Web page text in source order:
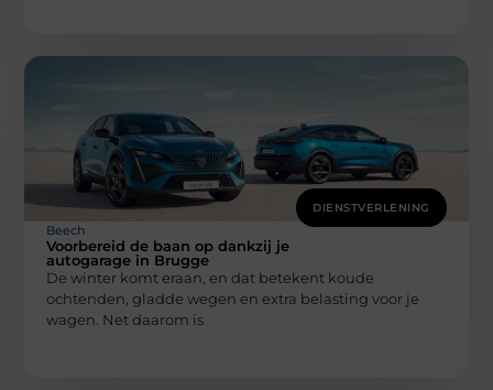
DIENSTVERLENING
Beech
Voorbereid de baan op dankzij je
autogarage in Brugge
De winter komt eraan, en dat betekent koude
ochtenden, gladde wegen en extra belasting voor je
wagen. Net daarom is